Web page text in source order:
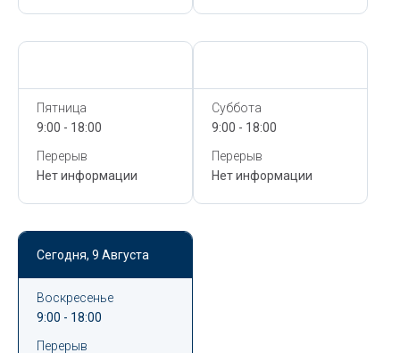
Пятница
9:00 - 18:00
Перерыв
Нет информации
Суббота
9:00 - 18:00
Перерыв
Нет информации
Сегодня, 9 Августа
Воскресенье
9:00 - 18:00
Перерыв